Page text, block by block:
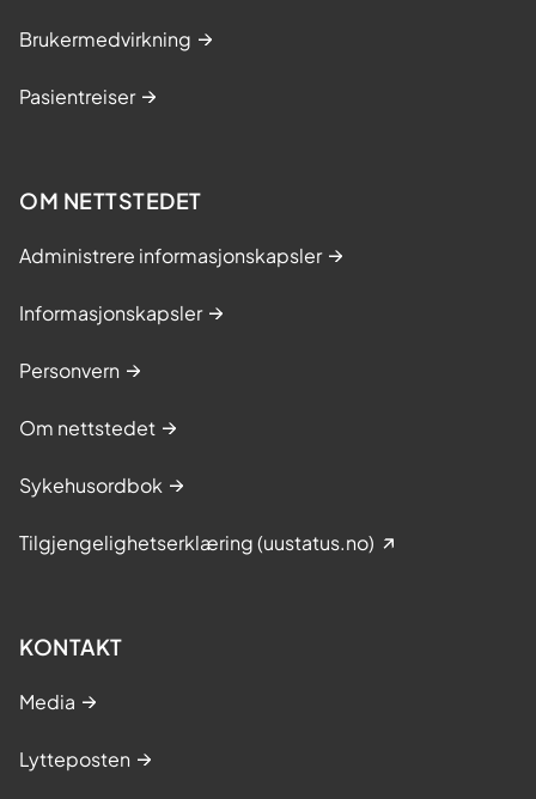
Brukermedvirkning
Pasientreiser
OM NETTSTEDET
Administrere informasjonskapsler
Informasjonskapsler
Personvern
Om nettstedet
Sykehusordbok
Tilgjengelighetserklæring (uustatus.no)
KONTAKT
Media
Lytteposten